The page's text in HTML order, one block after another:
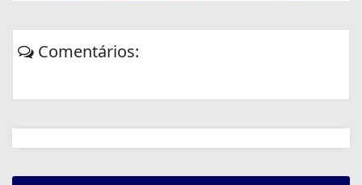
Comentários: